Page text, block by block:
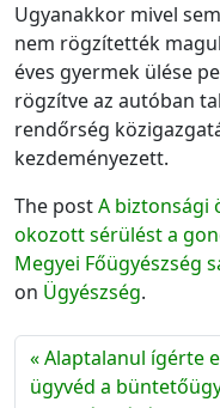
Ugyanakkor mivel
nem rögzítették
éves gyermek ülése
rögzítve az autóban
rendőrség
kezdeményezett.
The postA biztonsági
okozott sérülést a
Megyei Főügyészség
on Ügyészség.
Alaptalanul ígérte
ügyvéd a